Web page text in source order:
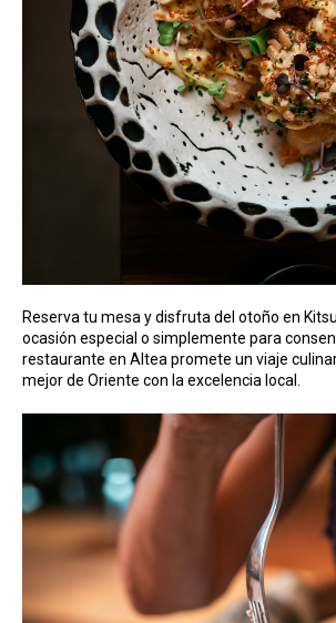
Reserva tu mesa y disfruta del otoño en
ocasión especial o simplemente para
restaurante en Altea promete un viaje
mejor de Oriente con la excelencia local.